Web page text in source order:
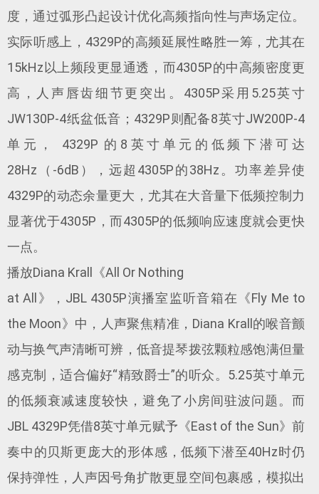
度，通过弧形凸起设计优化高频指向性与声场定位。
实际听感上，4329P的高频延展性略胜一筹，尤其在
15kHz以上频段更显通透，而4305P的中高频密度更
高，人声唇齿细节更突出。4305P采用5.25英寸
JW130P-4纸盆低音；4329P则配备8英寸JW200P-4
单元， 4329P 的8英寸单元的低频下潜可达
28Hz（-6dB），远超4305P的38Hz。功率差异使
4329P的动态余量更大，尤其在大音量下低频控制力
显著优于4305P，而4305P的低频响应速度就会更快
一点。
播放Diana Krall《All Or Nothing
at All》，JBL 4305P演播室监听音箱在《Fly Me to
the Moon》中，人声聚焦精准，Diana Krall的喉音颤
动与换气声清晰可辨，低音提琴拨弦颗粒感饱满但量
感克制，适合偏好“精致爵士”的听众。5.25英寸单元
的低频衰减速度较快，避免了小房间驻波问题。而
JBL 4329P凭借8英寸单元赋予《East of the Sun》前
奏中的贝斯更庞大的形体感，低频下潜至40Hz时仍
保持弹性，人声因号角扩散更显空间包裹感，模拟出